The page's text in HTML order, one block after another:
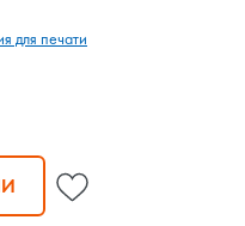
для печати